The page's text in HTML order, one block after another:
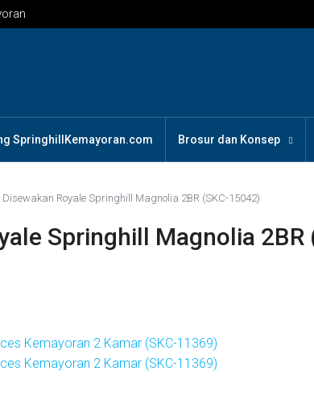
SpringhillKemayoran.com Brosur dan Konsep
Disewakan Royale Springhill Magnolia 2BR (SKC-15042)
Springhill Magnolia 2BR